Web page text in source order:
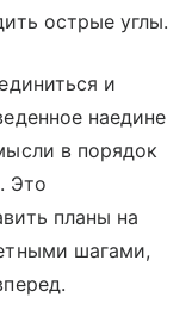
острые углы.
и
наедине
в порядок
Это
планы на
шагами,